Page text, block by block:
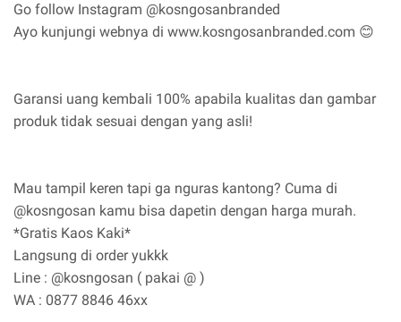
Go follow Instagram @kosngosanbranded
Ayo kunjungi webnya di www.kosngosanbranded.com 😊
Garansi uang kembali 100% apabila kualitas dan gambar
produk tidak sesuai dengan yang asli!
Mau tampil keren tapi ga nguras kantong? Cuma di
@kosngosan kamu bisa dapetin dengan harga murah.
*Gratis Kaos Kaki*
Langsung di order yukkk
Line : @kosngosan ( pakai @ )
WA : 0877 8846 46xx